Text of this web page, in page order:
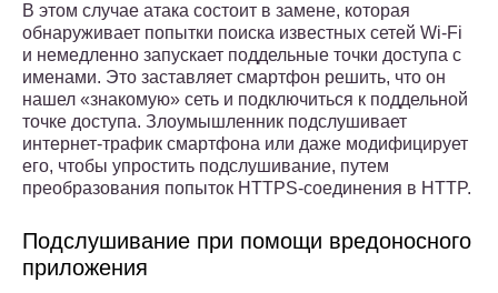
В этом случае атака состоит в замене, которая
обнаруживает попытки поиска известных сетей Wi-Fi
и немедленно запускает поддельные точки доступа с
именами. Это заставляет смартфон решить, что он
нашел «знакомую» сеть и подключиться к поддельной
точке доступа. Злоумышленник подслушивает
интернет-трафик смартфона или даже модифицирует
его, чтобы упростить подслушивание, путем
преобразования попыток HTTPS-соединения в HTTP.
Подслушивание при помощи вредоносного
приложения